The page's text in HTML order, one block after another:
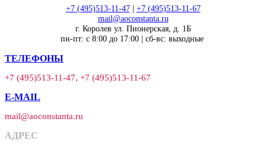
+7 (495)513-11-47| +7 (495)513-11-67
mail@aoconstanta.ru
г. Королев ул. Пионерская, д. 1Б
пн-пт: с 8:00 до 17:00 | сб-вс: выходные
ТЕЛЕФОНЫ
+7 (495)513-11-47, +7 (495)513-11-67
E-MAIL
mail@aoconstanta.ru
АДРЕС